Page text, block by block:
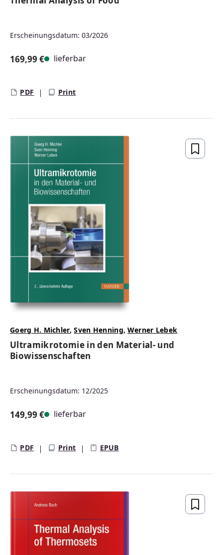
Erscheinungsdatum: 03/2026
169,99 € lieferbar
PDF Print
Goerg H. Michler,Sven Henning, Werner Lebek
Ultramikrotomie in den Material- und
Biowissenschaften
Erscheinungsdatum: 12/2025
149,99 € lieferbar
PDF Print EPUB